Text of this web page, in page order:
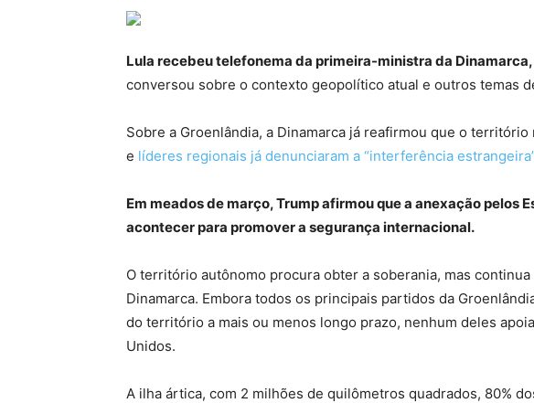
Lula recebeu telefonema da primeira-ministra da
conversou sobre o contexto geopolítico atual e outros temas
Sobre a Groenlândia, a Dinamarca já reafirmou que o território
e líderes regionais já denunciaram a “interferência
Em meados de março, Trump afirmou que a anexação pelos
acontecer para promover a segurança internacional.
O território autônomo procura obter a soberania, mas
Dinamarca. Embora todos os principais partidos da
do território a mais ou menos longo prazo, nenhum deles
Unidos.
A ilha ártica, com 2 milhões de quilômetros quadrados, 80%